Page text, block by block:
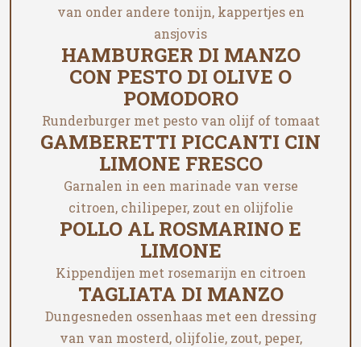
van onder andere tonijn, kappertjes en
ansjovis
HAMBURGER DI MANZO
CON PESTO DI OLIVE O
POMODORO
Runderburger met pesto van olijf of tomaat
GAMBERETTI PICCANTI CIN
LIMONE FRESCO
Garnalen in een marinade van verse
citroen, chilipeper, zout en olijfolie
POLLO AL ROSMARINO E
LIMONE
Kippendijen met rosemarijn en citroen
TAGLIATA DI MANZO
Dungesneden ossenhaas met een dressing
van van mosterd, olijfolie, zout, peper,